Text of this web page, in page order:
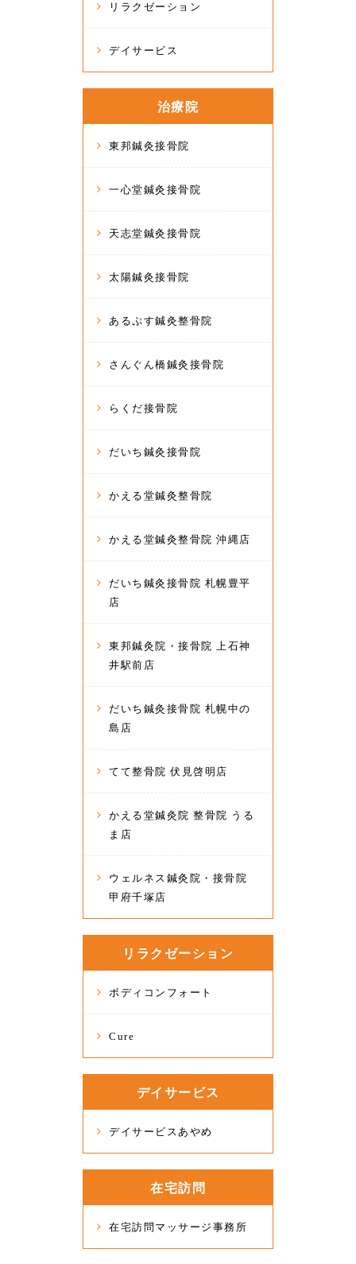
リラクゼーション
デイサービス
治療院
東邦鍼灸接骨院
一心堂鍼灸接骨院
天志堂鍼灸接骨院
太陽鍼灸接骨院
あるぷす鍼灸整骨院
さんぐん橋鍼灸接骨院
らくだ接骨院
だいち鍼灸接骨院
かえる堂鍼灸整骨院
かえる堂鍼灸整骨院 沖縄店
だいち鍼灸接骨院 札幌豊平
店
東邦鍼灸院・接骨院 上石神
井駅前店
だいち鍼灸接骨院 札幌中の
島店
てて整骨院 伏見啓明店
かえる堂鍼灸院 整骨院 うる
ま店
ウェルネス鍼灸院・接骨院
甲府千塚店
リラクゼーション
ボディコンフォート
Cure
デイサービス
デイサービスあやめ
在宅訪問
在宅訪問マッサージ事務所